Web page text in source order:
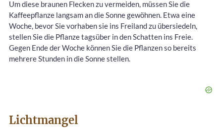
Um diese braunen Flecken zu vermeiden, müssen Sie die
Kaffeepflanze langsam an die Sonne gewöhnen. Etwa eine
Woche, bevor Sie vorhaben sie ins Freiland zu übersiedeln,
stellen Sie die Pflanze tagsüber in den Schatten ins Freie.
Gegen Ende der Woche können Sie die Pflanzen so bereits
mehrere Stunden in die Sonne stellen.
Lichtmangel